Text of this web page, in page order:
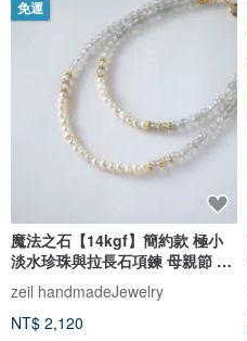
免運
魔法之石【14kgf】簡約款 極小
淡水珍珠與拉長石項鍊 母親節 生
日禮物 天然石項鍊 淡水珍珠項鍊
zeil handmadeJewelry
NT$ 2,120